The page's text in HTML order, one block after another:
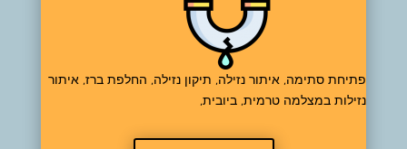
פתיחת סתימה, איתור נזילה, תיקון נזילה, החלפת ברז, איתור
נזילות במצלמה טרמית, ביובית,